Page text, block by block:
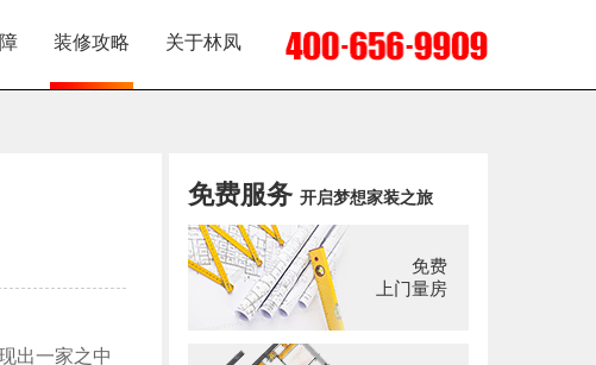
装修攻略 关于林凤
出一家之中
免费服务 开启梦想家装之旅
免费
上门量房